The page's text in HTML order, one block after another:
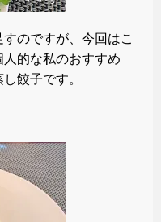
のですが、今回はこ
的な私のおすすめ
餃子です。